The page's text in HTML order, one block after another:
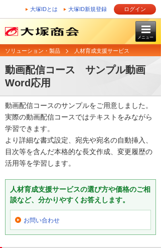
大塚IDとは 大塚ID新規登録 ログイン
メニュー
ソリューション・製品 人材育成支援サービス
動画配信コース サンプル動画
Word応用
動画配信コースのサンプルをご用意しました。
実際の動画配信コースではテキストをみながら
学習できます。
より詳細な書式設定、宛先や宛名の自動挿入、
目次等を含んだ本格的な長文作成、変更履歴の
活用等を学習します。
人材育成支援サービスの選び方や価格のご相
談など、分かりやすくお答えします。
お問い合わせ